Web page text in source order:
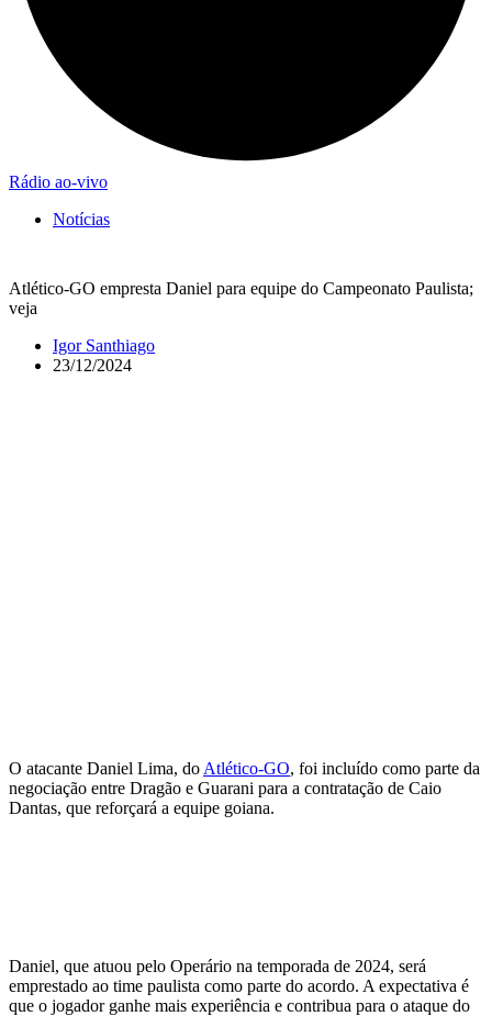
Rádio ao-vivo
Notícias
Atlético-GO empresta Daniel para equipe do Campeonato Paulista;
veja
Igor Santhiago
23/12/2024
O atacante Daniel Lima, do Atlético-GO, foi incluído como parte da
negociação entre Dragão e Guarani para a contratação de Caio
Dantas, que reforçará a equipe goiana.
Daniel, que atuou pelo Operário na temporada de 2024, será
emprestado ao time paulista como parte do acordo. A expectativa é
que o jogador ganhe mais experiência e contribua para o ataque do